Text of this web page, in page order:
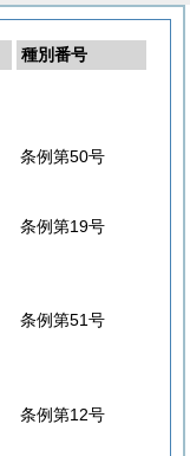
種別番号
条例第50号
条例第19号
条例第51号
条例第12号